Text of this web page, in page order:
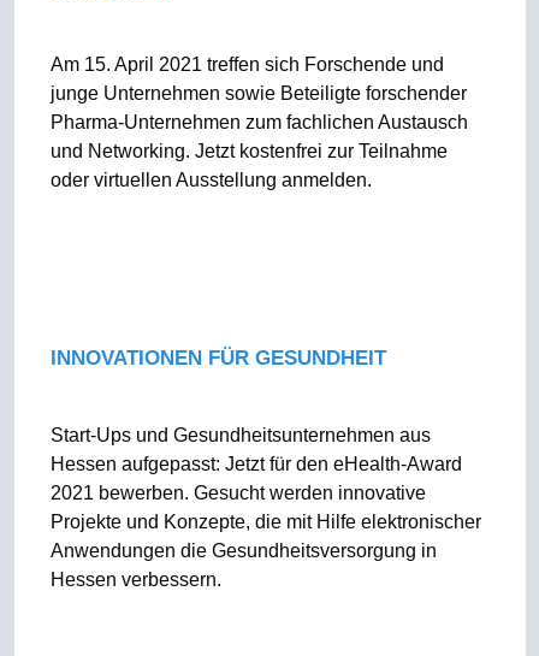
Am 15. April 2021 treffen sich Forschende und
junge Unternehmen sowie Beteiligte forschender
Pharma-Unternehmen zum fachlichen Austausch
und Networking. Jetzt kostenfrei zur Teilnahme
oder virtuellen Ausstellung anmelden.
INNOVATIONEN FÜR GESUNDHEIT
Start-Ups und Gesundheitsunternehmen aus
Hessen aufgepasst: Jetzt für den eHealth-Award
2021 bewerben. Gesucht werden innovative
Projekte und Konzepte, die mit Hilfe elektronischer
Anwendungen die Gesundheitsversorgung in
Hessen verbessern.